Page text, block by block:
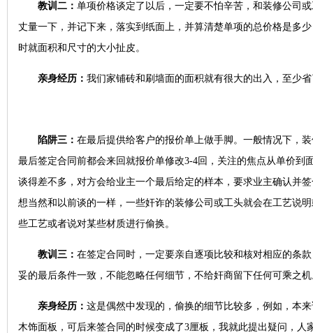
教训二： 单项价格谈定了以后，一定要不怕辛苦，和装修公司
丈量一下，并记下来，落实到纸面上，并算清楚单项的总价格是多
时就面积和尺寸的大小扯皮。
亲身经历： 我们家铺砖和刷墙面的面积就有很大的出入，至少省
陷阱三： 在最后提供给客户的报价单上做手脚。一般情况下，
最后签定合同前都会来回就报价单修改3-4回，关注的焦点从单价到
谈得差不多，对方会给业主一个最后给定的样本，要求业主确认并
想当然和以前谈的一样，一些奸诈的装修公司或工头就会在工艺说
些工艺或者说对某些材质进行偷换。
教训三： 在签定合同时，一定要亲自逐项比较和核对相应的条
妥的最后条件一致，不能忽略任何细节，不给奸商留下任何可乘之
亲身经历： 这是偶然中发现的，偷换的细节比较多，例如，本
木饰面板，可后来签合同的时候变成了3厘板，我就此提出疑问，人